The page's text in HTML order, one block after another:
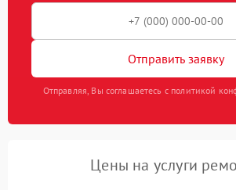
Отправить заявку
Отправляя, Вы соглашаетесь с политикой
Цены на услуги